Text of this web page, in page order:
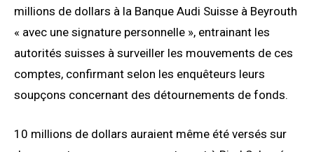
millions de dollars à la Banque Audi Suisse à Beyrouth
« avec une signature personnelle », entrainant les
autorités suisses à surveiller les mouvements de ces
comptes, confirmant selon les enquêteurs leurs
soupçons concernant des détournements de fonds.
10 millions de dollars auraient même été versés sur